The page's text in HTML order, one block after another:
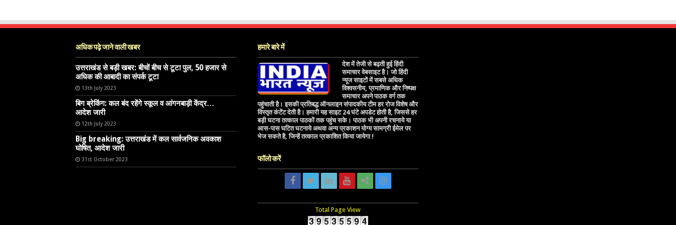
अधिक पढ़े जाने वाली खबर
उत्तराखंड से बड़ी खबर: बीचों बीच से टूटा पुल, 50 हजार से
अधिक की आबादी का संपर्क टूटा
13th July 2023
बिग ब्रेकिंग: कल बंद रहेंगे स्कूल व आंगनबाड़ी केंद्र…
आदेश जारी
12th July 2023
Big breaking: उत्तराखंड में कल सार्वजनिक अवकाश
घोषित, आदेश जारी
31st October 2023
हमारे बारे में
देश में तेजी से बढ़ती हुई हिंदी
समाचार वेबसाइट है। जो हिंदी
न्यूज साइटों में सबसे अधिक
विश्वसनीय, प्रमाणिक और निष्पक्ष
समाचार अपने पाठक वर्ग तक
पहुंचाती है। इसकी प्रतिबद्ध ऑनलाइन संपादकीय टीम हर रोज विशेष और
विस्तृत कंटेंट देती है। हमारी यह साइट 24 घंटे अपडेट होती है, जिससे हर
बड़ी घटना तत्काल पाठकों तक पहुंच सके। पाठक भी अपनी रचनाये या
आस-पास घटित घटनाये अथवा अन्य प्रकाशन योग्य सामग्री ईमेल पर
भेज सकते है, जिन्हें तत्काल प्रकाशित किया जायेगा !
फॉलो करें
Total Page View